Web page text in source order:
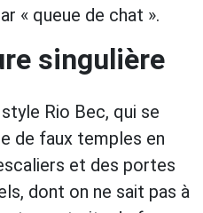
« queue de chat ».
singulière
Rio Bec, qui se
de faux temples en
et des portes
dont on ne sait pas à